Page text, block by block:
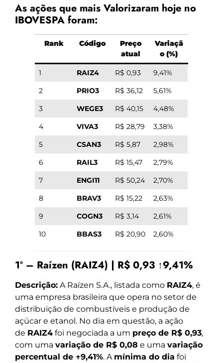
As ações que mais Valorizaram hoje no
IBOVESPA foram:
Rank Código
Preço
atual
Variaçã
o (%)
1 RAIZ4 R$ 0,93
9,41%
2
PRIO3 R$ 36,12
5,61%
3
WEGE3 R$ 40,15
4,48%
4
VIVA3 R$ 28,79
3,38%
5
CSAN3 R$ 5,87
2,98%
6
RAIL3 R$ 15,47
2,79%
7
ENGI11 R$ 50,24
2,70%
8
BRAV3 R$ 15,22
2,63%
9
COGN3 R$ 3,14
2,61%
10
BBAS3 R$ 20,90 2,60%
1º – Raízen (RAIZ4) | R$ 0,93 ↑9,41%
Descrição: A Raízen S.A., listada como RAIZ4, é
uma empresa brasileira que opera no setor de
distribuição de combustíveis e produção de
açúcar e etanol. No dia em questão, a ação
de RAIZ4 foi negociada a um preço de R$ 0,93,
com uma variação de R$ 0,08 e uma variação
percentual de ↑9,41%. A mínima do dia foi